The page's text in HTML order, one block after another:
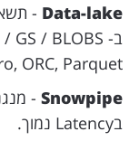
Data-lake
-
ORC, Parquet
Snowpipe
בLatency נמוך.